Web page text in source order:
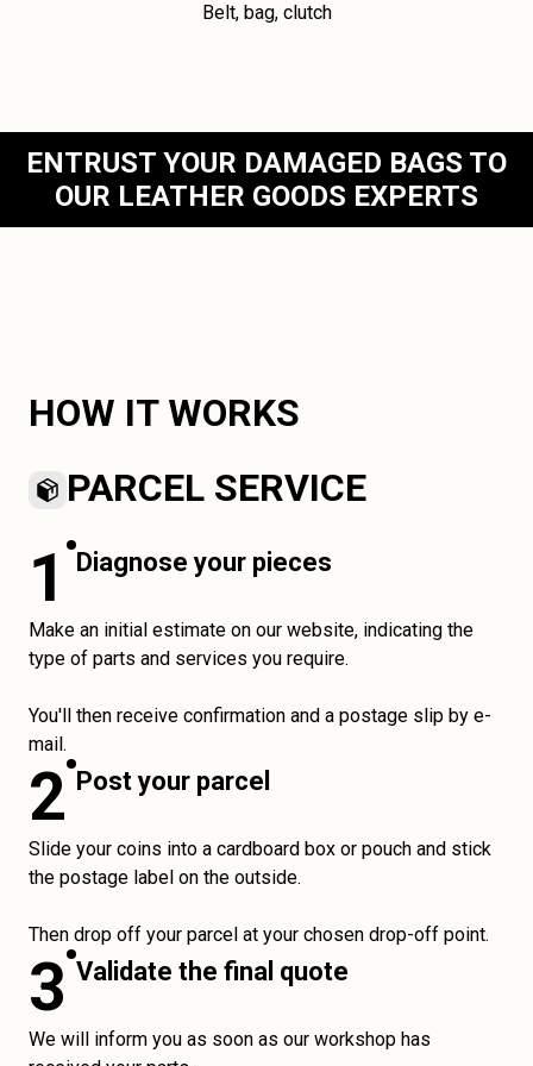
Belt, bag, clutch
ENTRUST YOUR DAMAGED BAGS TO
OUR LEATHER GOODS EXPERTS
HOW IT WORKS
PARCEL SERVICE
1 Diagnose your pieces
Make an initial estimate on our website, indicating the
type of parts and services you require.
You'll then receive confirmation and a postage slip by e-
mail.
2 Post your parcel
Slide your coins into a cardboard box or pouch and stick
the postage label on the outside.
Then drop off your parcel at your chosen drop-off point.
3 Validate the final quote
We will inform you as soon as our workshop has